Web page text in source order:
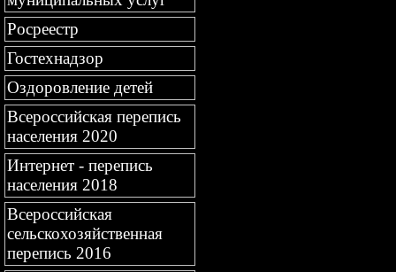
Росреестр
Гостехнадзор
Оздоровление детей
Всероссийская перепись
населения 2020
Интернет - перепись
населения 2018
Всероссийская
сельскохозяйственная
перепись 2016